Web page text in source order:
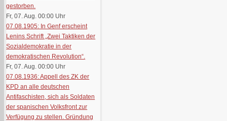
gestorben.
Fr, 07. Aug. 00:00 Uhr
07.08.1905: In Genf erscheint
Lenins Schrift „Zwei Taktiken der
Sozialdemokratie in der
demokratischen Revolution“.
Fr, 07. Aug. 00:00 Uhr
07.08.1936: Appell des ZK der
KPD an alle deutschen
Antifaschisten, sich als Soldaten
der spanischen Volksfront zur
Verfügung zu stellen. Gründung